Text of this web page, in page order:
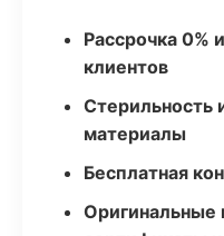
Рассрочка 0%
клиентов
Стерильность
материалы
Бесплатная
Оригинальные